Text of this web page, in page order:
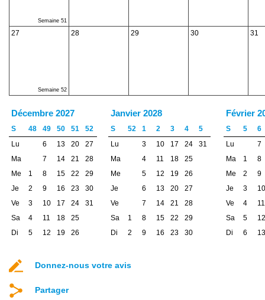
Semaine 51
27
Semaine 52
28 29 30 31
Décembre 2027
S 48 49 50 51
52
Lu
6 13 20
27
Ma
7 14 21
28
Me
1 8 15 22
29
Je
2 9 16 23
30
Ve
3 10 17 24
31
Sa
4 11 18
25
Di
5 12 19 26
Janvier 2028
S 52 1 2 3 4
5
Lu
3 10 17 24
31
Ma
4 11 18
25
Me
5 12 19
26
Je
6 13 20
27
Ve
7 14 21
28
Sa
1 8 15 22
29
Di
2 9 16 23 30
Février
S 5
6
Lu
7
Ma
1
8
Me
2
9
Je
3
10
Ve
4
11
Sa
5
12
Di
6 13
Donnez-nous votre avis
Partager